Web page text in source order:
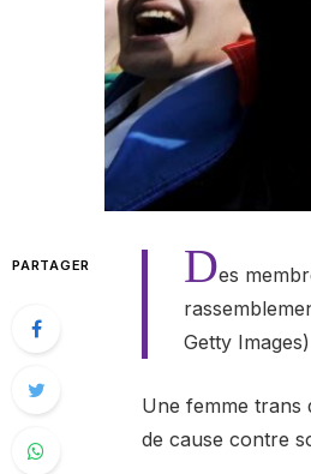
PARTAGER Des
Getty Images)
Une femme trans
de cause contre